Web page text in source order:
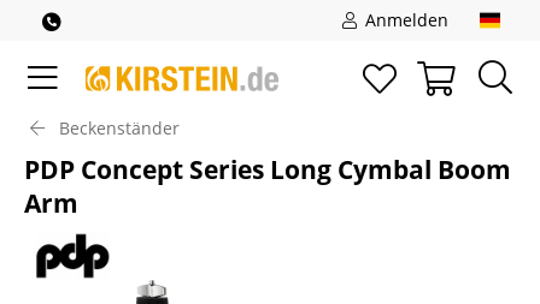
Anmelden
Beckenständer
PDP Concept Series Long Cymbal Boom
Arm